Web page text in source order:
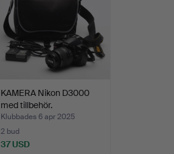
KAMERA Nikon D3000
med tillbehör.
Klubbades 6 apr 2025
2 bud
37 USD